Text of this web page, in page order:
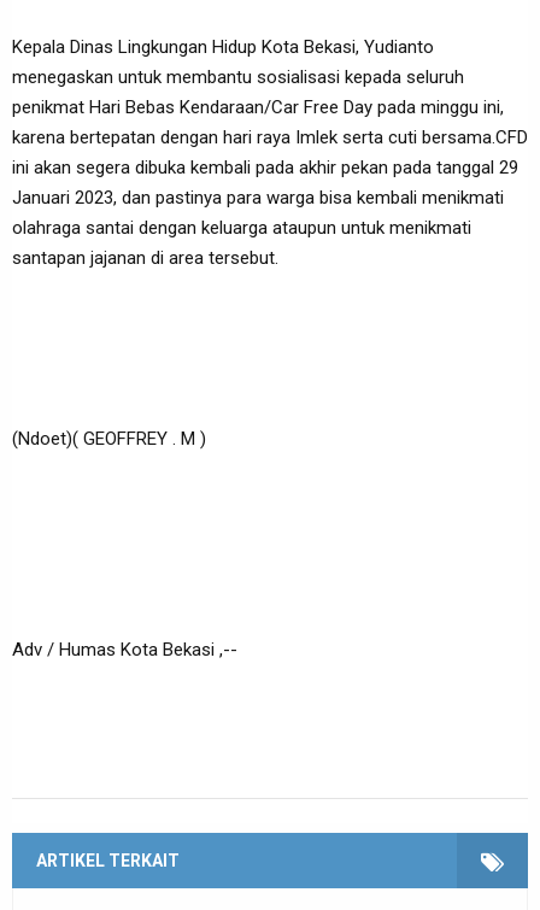
Kepala Dinas Lingkungan Hidup Kota Bekasi, Yudianto
menegaskan untuk membantu sosialisasi kepada seluruh
penikmat Hari Bebas Kendaraan/Car Free Day pada minggu ini,
karena bertepatan dengan hari raya Imlek serta cuti bersama.CFD
ini akan segera dibuka kembali pada akhir pekan pada tanggal 29
Januari 2023, dan pastinya para warga bisa kembali menikmati
olahraga santai dengan keluarga ataupun untuk menikmati
santapan jajanan di area tersebut.
(Ndoet)( GEOFFREY . M )
Adv / Humas Kota Bekasi ,--
ARTIKEL TERKAIT